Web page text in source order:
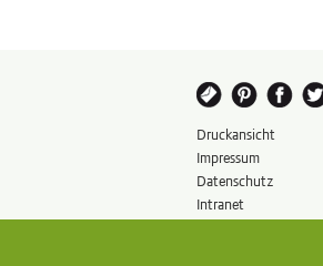
Druckansicht
Impressum
Datenschutz
Intranet
Cookie Einstellungen